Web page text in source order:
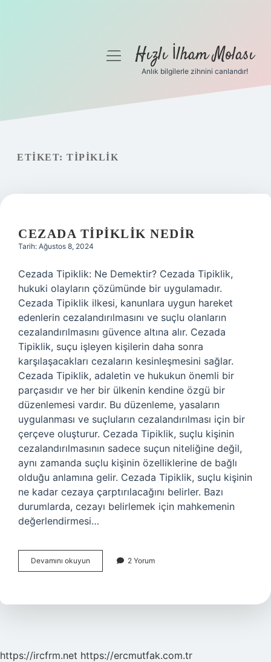
Gizlilik Politikası
menüyüHızlı İlham Molası
Anlık bilgilerle zihnini canlandır!
ETIKET: TIPIKLIK
CEZADA TIPIKLIK NEDIR
Tarih: Ağustos 8, 2024
Cezada Tipiklik: Ne Demektir? Cezada Tipiklik,
hukuki olayların çözümünde bir uygulamadır.
Cezada Tipiklik ilkesi, kanunlara uygun hareket
edenlerin cezalandırılmasını ve suçlu olanların
cezalandırılmasını güvence altına alır. Cezada
Tipiklik, suçu işleyen kişilerin daha sonra
karşılaşacakları cezaların kesinleşmesini sağlar.
Cezada Tipiklik, adaletin ve hukukun önemli bir
parçasıdır ve her bir ülkenin kendine özgü bir
düzenlemesi vardır. Bu düzenleme, yasaların
uygulanması ve suçluların cezalandırılması için bir
çerçeve oluşturur. Cezada Tipiklik, suçlu kişinin
cezalandırılmasının sadece suçun niteliğine değil,
aynı zamanda suçlu kişinin özelliklerine de bağlı
olduğu anlamına gelir. Cezada Tipiklik, suçlu kişinin
ne kadar cezaya çarptırılacağını belirler. Bazı
durumlarda, cezayı belirlemek için mahkemenin
değerlendirmesi…
Devamını okuyun
Tipiklik
2 Yorum
https://ircfrm.net https://ercmutfak.com.tr